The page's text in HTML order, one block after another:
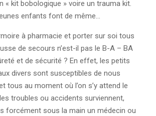
« kit bobologique » voire un trauma kit.
enfants font de même…
à pharmacie et porter sur soi tous
de secours n’est-il pas le B-A – BA
et de sécurité ? En effet, les petits
divers sont susceptibles de nous
tous au moment où l’on s’y attend le
troubles ou accidents surviennent,
forcément sous la main un médecin ou